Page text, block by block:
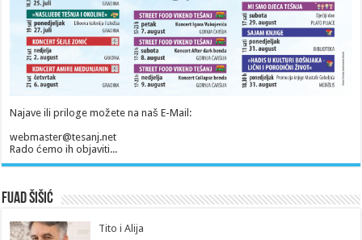
Najave ili priloge možete na naš E-Mail:
webmaster@tesanj.net
Rado ćemo ih objaviti...
Fuad Šišić
Tito i Alija